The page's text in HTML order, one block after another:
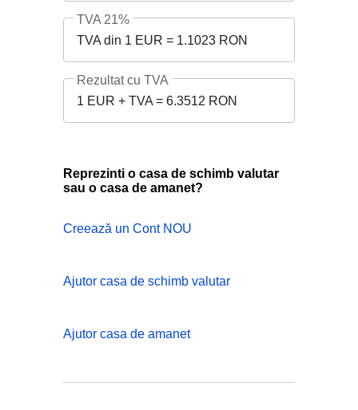
TVA din 1 EUR = 1.1023 RON
TVA 21%
1 EUR + TVA = 6.3512 RON
Rezultat cu TVA
Reprezinti o casa de schimb valutar
sau o casa de amanet?
Creează un Cont NOU
Ajutor casa de schimb valutar
Ajutor casa de amanet